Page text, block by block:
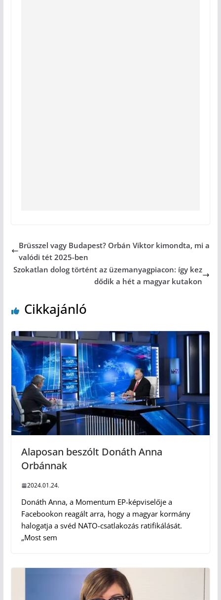
Brüsszel vagy Budapest? Orbán Viktor kimondta, mi a
valódi tét 2025-ben
Szokatlan dolog történt az üzemanyagpiacon: így kez
dődik a hét a magyar kutakon
Cikkajánló
Alaposan beszólt Donáth Anna
Orbánnak
2024.01.24.
Donáth Anna, a Momentum EP-képviselője a
Facebookon reagált arra, hogy a magyar kormány
halogatja a svéd NATO-csatlakozás ratifikálását.
„Most sem